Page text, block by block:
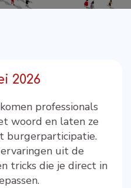
2026
professionals
woord en laten ze
burgerparticipatie.
uit de
tricks die je direct in